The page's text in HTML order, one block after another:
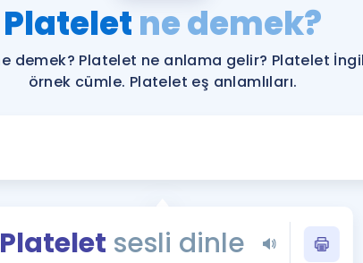
YDS ve YÖKDİL
Rehberlik Aracı
YDS ve YÖKDİL'e
Tüm ÖSYM
YDS - YÖKDİL
Plateletne demek?
demek? Platelet ne anlama gelir? Platelet
örnek cümle. Platelet eş anlamlıları.
Platelet sesli dinle